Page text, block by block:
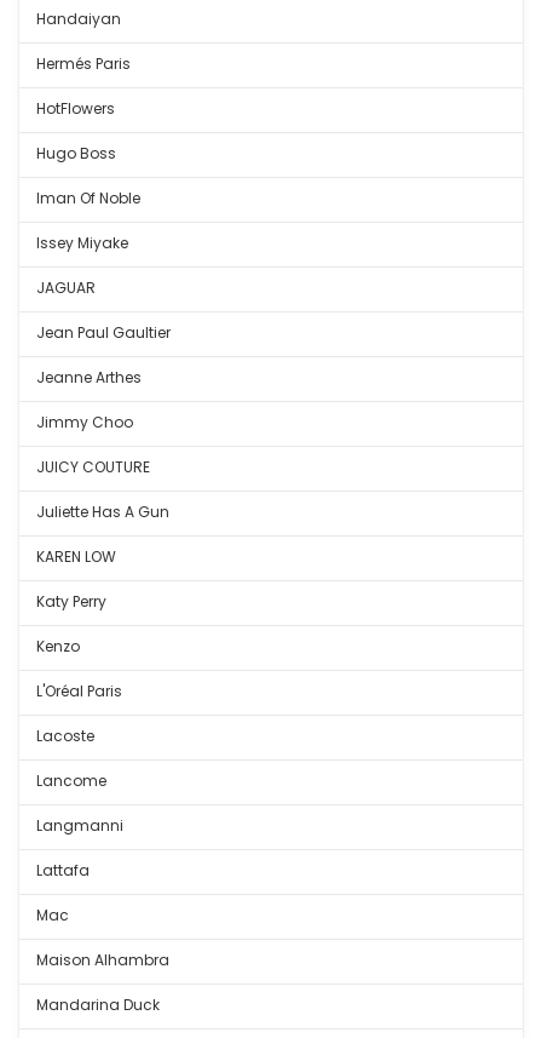
Handaiyan
Hermés Paris
HotFlowers
Hugo Boss
Iman Of Noble
Issey Miyake
JAGUAR
Jean Paul Gaultier
Jeanne Arthes
Jimmy Choo
JUICY COUTURE
Juliette Has A Gun
KAREN LOW
Katy Perry
Kenzo
L'Oréal Paris
Lacoste
Lancome
Langmanni
Lattafa
Mac
Maison Alhambra
Mandarina Duck